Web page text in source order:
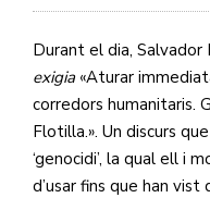
Durant el dia, Salvador
exigia«Aturar
corredors humanitaris.
Flotilla.». Un discurs
‘genocidi’, la qual ell i
d’usar fins que han